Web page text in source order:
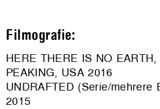
Filmografie:
HERE THERE IS NO
PEAKING, USA 2016
UNDRAFTED (Serie/mehrere
2015